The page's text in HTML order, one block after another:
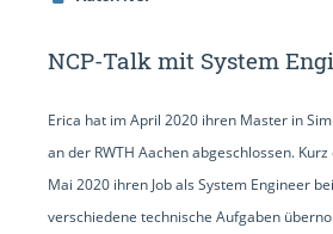
NCP-Talk mit System
Erica hat im April 2020 ihren Master in
an der RWTH Aachen abgeschlossen.
Mai 2020 ihren Job als System Engineer
verschiedene technische Aufgaben